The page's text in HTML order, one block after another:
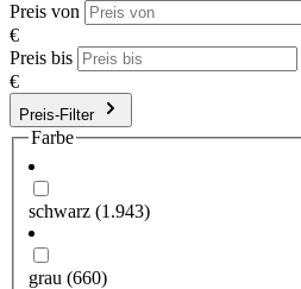
Preis von
€
Preis bis
€
Preis-Filter
Farbe
schwarz (1.943)
grau (660)